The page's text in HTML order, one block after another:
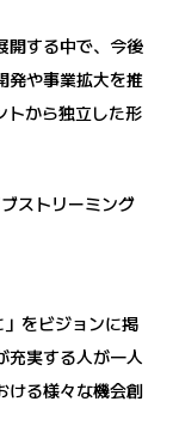
する中で、今後
や事業拡大を推
トから独立した形
ストリーミング
をビジョンに掲
実する人が一人
る様々な機会創